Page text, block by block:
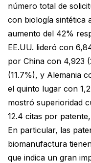
número total de
con biología sintética
aumento del 42%
EE.UU. lideró con
por China con 4,923
(11.7%), y Alemania
el quinto lugar con
mostró superioridad
12.4 citas por
En particular, las
biomanufactura
que indica un gran